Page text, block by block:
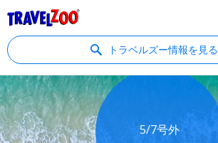
トラベルズー情報を見る
5/7号外